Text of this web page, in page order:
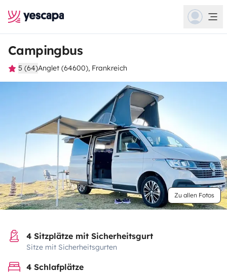
Campingbus
5 (64)Anglet (64600), Frankreich
Zu allen Fotos
4 Sitzplätze mit Sicherheitsgurt
Sitze mit Sicherheitsgurten
4 Schlafplätze